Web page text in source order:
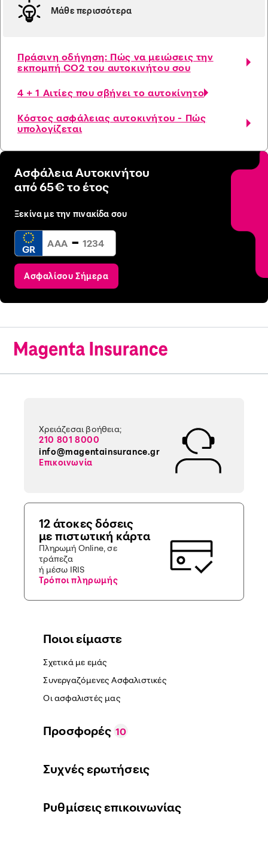
Μάθε περισσότερα
Πράσινη οδήγηση: Πώς να μειώσεις την
εκπομπή CO2 του αυτοκινήτου σου
4 + 1 Αιτίες που σβήνει το αυτοκίνητο
Κόστος ασφάλειας αυτοκινήτου - Πώς
υπολογίζεται
Ασφάλεια Αυτοκινήτου
από 65€ το έτος
Ξεκίνα με την πινακίδα σου
GR -
Ασφαλίσου Σήμερα
Ποιοι είμαστε
Σχετικά με εμάς
Συνεργαζόμενες Ασφαλιστικές
Οι ασφαλιστές μας
Προσφορές 10
Συχνές ερωτήσεις
Ρυθμίσεις επικοινωνίας
Χρειάζεσαι βοήθεια;
210 801 8000
info@magentainsurance.gr
Επικοινωνία
12 άτοκες δόσεις
με πιστωτική κάρτα
Πληρωμή Online, σε
τράπεζα
ή μέσω IRIS
Τρόποι πληρωμής